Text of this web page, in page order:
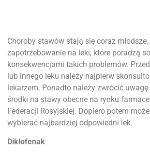
Choroby stawów stają się coraz
zapotrzebowanie na leki, które poradzą
konsekwencjami takich problemów.
lub innego leku należy najpierw
lekarzem. Ponadto należy zwrócić
środki na stawy obecne na rynku
Federacji Rosyjskiej. Dopiero potem
wybierać najbardziej odpowiedni lek.
Diklofenak